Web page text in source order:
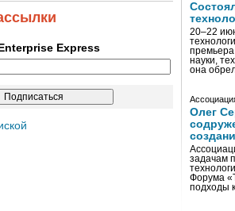
Express
20–22
науки,
она
Олег
задачам
Форума
подходы